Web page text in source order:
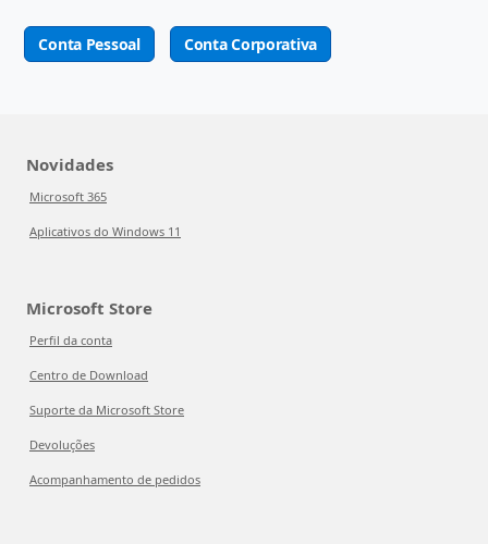
Conta Pessoal Conta Corporativa
Novidades
Microsoft 365
Aplicativos do Windows 11
Microsoft Store
Perfil da conta
Centro de Download
Suporte da Microsoft Store
Devoluções
Acompanhamento de pedidos